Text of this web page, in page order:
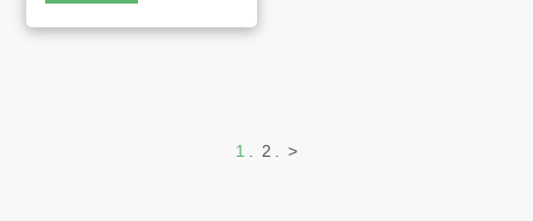
1 2 >